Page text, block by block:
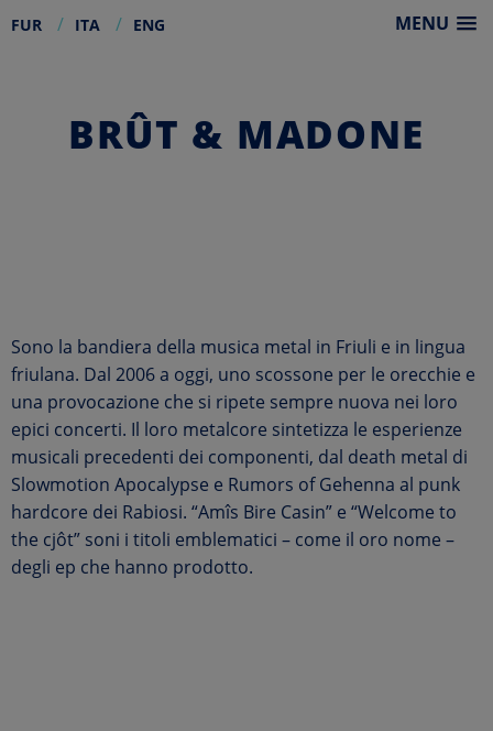
MENU
FUR ITA ENG
BRÛT & MADONE
Sono la bandiera della musica metal in Friuli e in lingua
friulana. Dal 2006 a oggi, uno scossone per le orecchie e
una provocazione che si ripete sempre nuova nei loro
epici concerti. Il loro metalcore sintetizza le esperienze
musicali precedenti dei componenti, dal death metal di
Slowmotion Apocalypse e Rumors of Gehenna al punk
hardcore dei Rabiosi. “Amîs Bire Casin” e “Welcome to
the cjôt” soni i titoli emblematici – come il oro nome –
degli ep che hanno prodotto.